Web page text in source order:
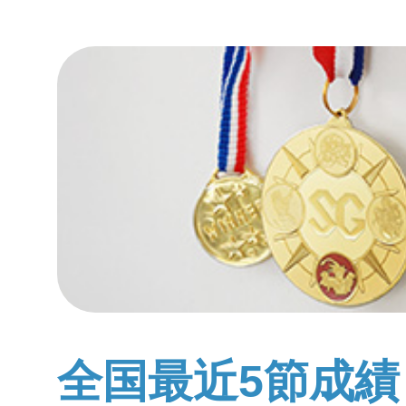
全国最近5節成績